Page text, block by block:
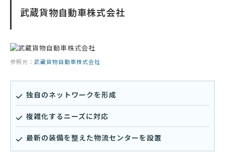
武蔵貨物自動車株式会社
参照元： 武蔵貨物自動車株式会社
独自のネットワークを形成
複雑化するニーズに対応
最新の装備を整えた物流センターを設置